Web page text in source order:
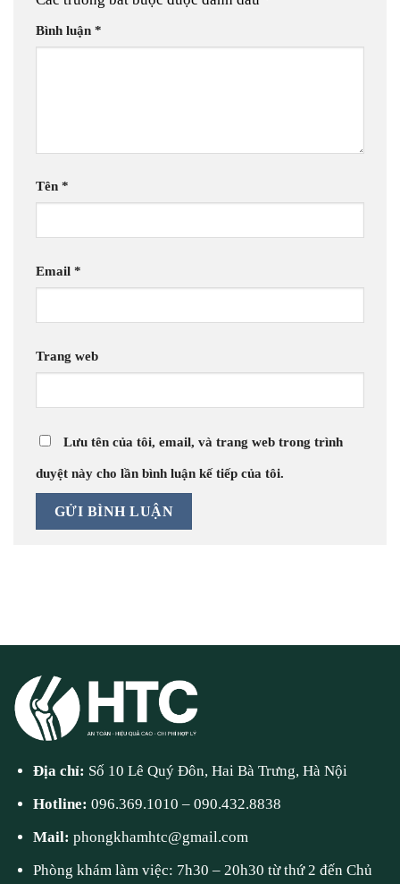
Bình luận *
Tên *
Email *
Trang web
Lưu tên của tôi, email, và trang web trong trình
duyệt này cho lần bình luận kế tiếp của tôi.
Địa chỉ: Số 10 Lê Quý Đôn, Hai Bà Trưng, Hà Nội
Hotline:096.369.1010 –090.432.8838
Mail:phongkhamhtc@gmail.com
Phòng khám làm việc: 7h30 – 20h30 từ thứ 2 đến Chủ